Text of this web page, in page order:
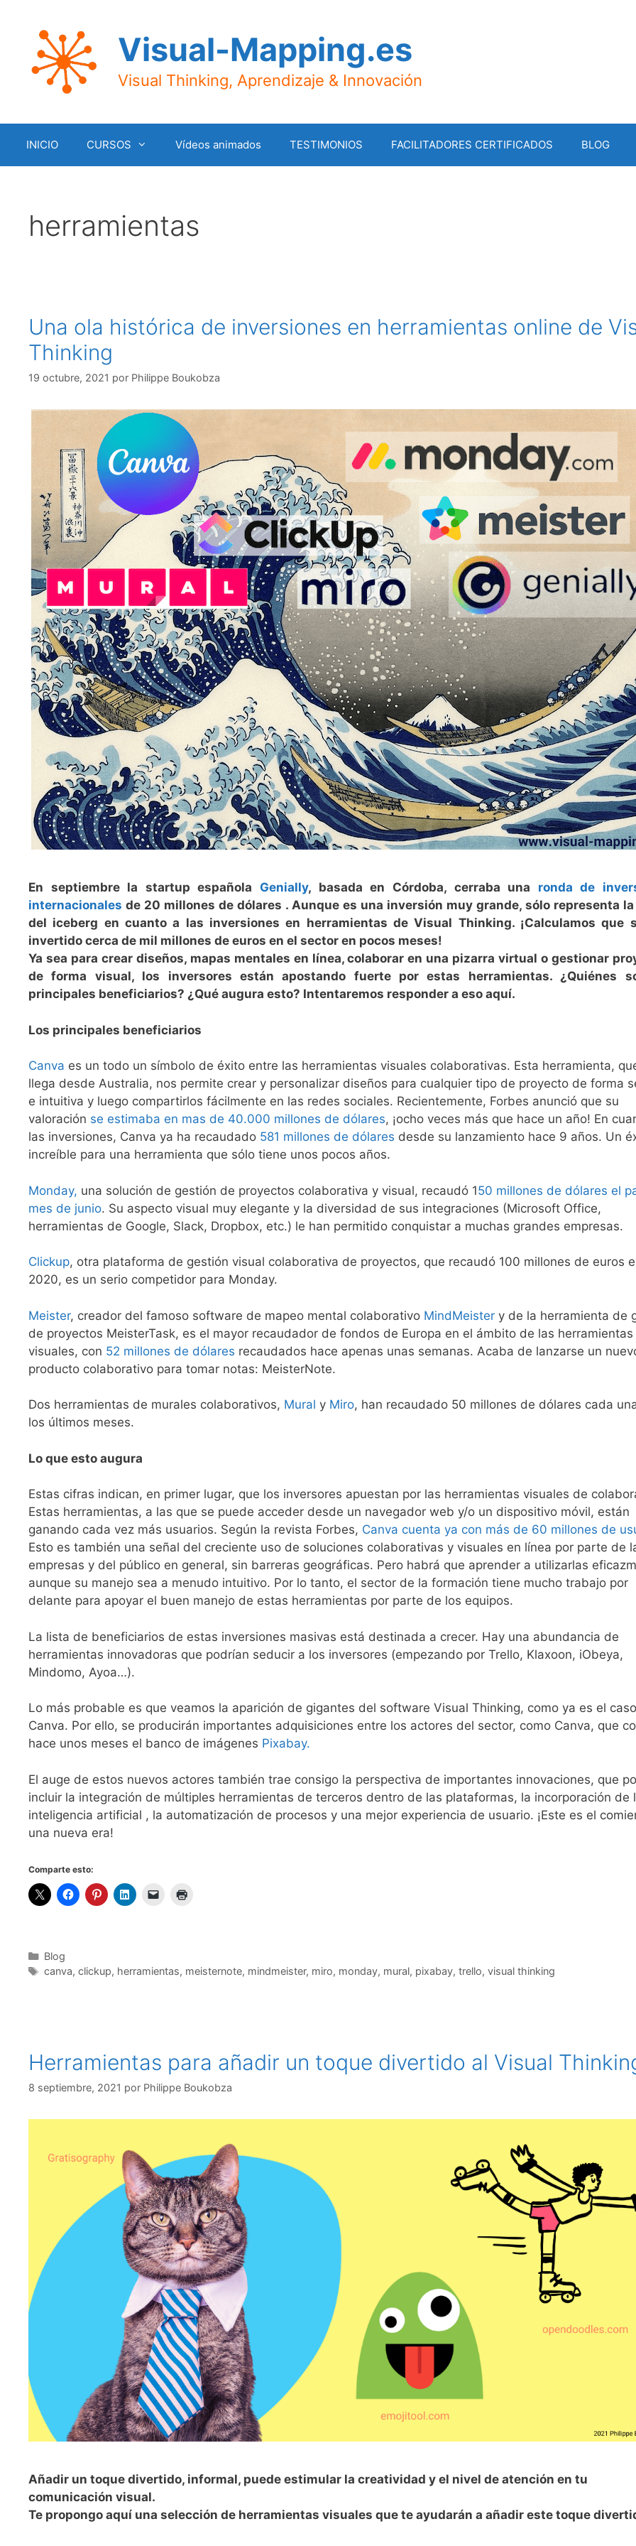
contenido
Visual-Mapping.es
Visual Thinking, Aprendizaje & Innovación
INICIO CURSOS Vídeos animados TESTIMONIOS FACILITADORES CERTIFICADOS BLOG
herramientas
Una ola histórica de inversiones en herramientas online de
Thinking
19 octubre, 2021 por Philippe Boukobza
En septiembre la startup española Genially, basada en Córdoba, cerraba una ronda de
internacionales de 20 millones de dólares . Aunque es una inversión muy grande, sólo representa
del iceberg en cuanto a las inversiones en herramientas de Visual Thinking. ¡Calculamos que
invertido cerca de mil millones de euros en el sector en pocos meses!
Ya sea para crear diseños, mapas mentales en línea, colaborar en una pizarra virtual o gestionar
de forma visual, los inversores están apostando fuerte por estas herramientas. ¿Quiénes
principales beneficiarios? ¿Qué augura esto? Intentaremos responder a eso aquí.
Los principales beneficiarios
Canva es un todo un símbolo de éxito entre las herramientas visuales colaborativas. Esta herramienta,
llega desde Australia, nos permite crear y personalizar diseños para cualquier tipo de proyecto de forma
e intuitiva y luego compartirlos fácilmente en las redes sociales. Recientemente, Forbes anunció que su
valoración se estimaba en mas de 40.000 millones de dólares, ¡ocho veces más que hace un año! En
las inversiones, Canva ya ha recaudado 581 millones de dólares desde su lanzamiento hace 9 años. Un
increíble para una herramienta que sólo tiene unos pocos años.
Monday, una solución de gestión de proyectos colaborativa y visual, recaudó 150 millones de dólares el
mes de junio. Su aspecto visual muy elegante y la diversidad de sus integraciones (Microsoft Office,
herramientas de Google, Slack, Dropbox, etc.) le han permitido conquistar a muchas grandes empresas.
Clickup, otra plataforma de gestión visual colaborativa de proyectos, que recaudó 100 millones de euros
2020, es un serio competidor para Monday.
Meister, creador del famoso software de mapeo mental colaborativo MindMeister y de la herramienta de
de proyectos MeisterTask, es el mayor recaudador de fondos de Europa en el ámbito de las herramientas
visuales, con 52 millones de dólares recaudados hace apenas unas semanas. Acaba de lanzarse un
producto colaborativo para tomar notas: MeisterNote.
Dos herramientas de murales colaborativos, Mural y Miro, han recaudado 50 millones de dólares cada
los últimos meses.
Lo que esto augura
Estas cifras indican, en primer lugar, que los inversores apuestan por las herramientas visuales de
Estas herramientas, a las que se puede acceder desde un navegador web y/o un dispositivo móvil, están
ganando cada vez más usuarios. Según la revista Forbes, Canva cuenta ya con más de 60 millones de
Esto es también una señal del creciente uso de soluciones colaborativas y visuales en línea por parte de
empresas y del público en general, sin barreras geográficas. Pero habrá que aprender a utilizarlas
aunque su manejo sea a menudo intuitivo. Por lo tanto, el sector de la formación tiene mucho trabajo por
delante para apoyar el buen manejo de estas herramientas por parte de los equipos.
La lista de beneficiarios de estas inversiones masivas está destinada a crecer. Hay una abundancia de
herramientas innovadoras que podrían seducir a los inversores (empezando por Trello, Klaxoon, iObeya,
Mindomo, Ayoa…).
Lo más probable es que veamos la aparición de gigantes del software Visual Thinking, como ya es el
Canva. Por ello, se producirán importantes adquisiciones entre los actores del sector, como Canva, que
hace unos meses el banco de imágenes Pixabay.
El auge de estos nuevos actores también trae consigo la perspectiva de importantes innovaciones, que
incluir la integración de múltiples herramientas de terceros dentro de las plataformas, la incorporación de
inteligencia artificial , la automatización de procesos y una mejor experiencia de usuario. ¡Este es el
una nueva era!
Comparte esto:
Categorías
Blog
Etiquetas
canva, clickup, herramientas, meisternote, mindmeister, miro, monday, mural, pixabay, trello, visual thinking
Herramientas para añadir un toque divertido al Visual
8 septiembre, 2021 por Philippe Boukobza
Añadir un toque divertido, informal, puede estimular la creatividad y el nivel de atención en tu
comunicación visual.
Te propongo aquí una selección de herramientas visuales que te ayudarán a añadir este toque